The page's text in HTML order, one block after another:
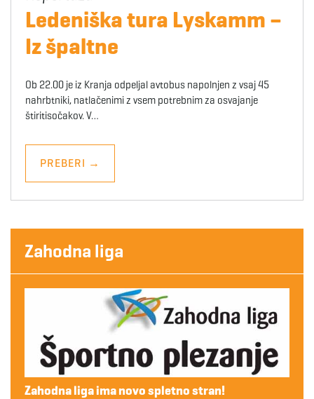
Ledeniška tura Lyskamm –
Iz špaltne
Ob 22.00 je iz Kranja odpeljal avtobus napolnjen z vsaj 45
nahrbtniki, natlačenimi z vsem potrebnim za osvajanje
štiritisočakov. V…
PREBERI →
Zahodna liga
Zahodna liga ima novo spletno stran!